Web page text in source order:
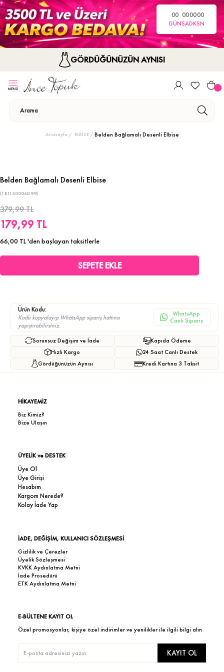
00
GÜN
00
SA
00
DK
00
SN
GÖRDÜĞÜNÜZÜN AYNISI
Anasayfa ELBİSE Belden Bağlamalı Desenli Elbise
Belden Bağlamalı Desenli Elbise
(1B1130006D99)
379,99 TL
179,99 TL
66,00 TL'den başlayan taksitlerle
Ürün Kodu:
Kodu kopyalayıp WhatsApp sipariş hattına
yapıştırabilirsiniz.
WhatsApp
Canlı Sipariş
Sorunsuz Değişim ve İade
Hızlı Kargo
Gördüğünüzün Aynısı
Kapıda Ödeme
24 Saat Canlı Destek
Kredi Kartına 3 Taksit
HİKAYEMİZ
Biz Kimiz?
Bize Ulaşın
ÜYELİK ve DESTEK
Üye Ol
Üye Girişi
Hesabım
Kargom Nerede?
Kolay İade Yap
İADE, DEĞİŞİM, KULLANICI SÖZLEŞMESİ
Gizlilik ve Çerezler
Üyelik Sözleşmesi
KVKK Aydınlatma Metni
İade Prosedürü
ETK Aydınlatma Metni
E-BÜLTENE KAYIT OL
Özel promosyonlar, kişiye özel indirimler ve yenilikler ile ilgili bilgi alın
KAYIT OL